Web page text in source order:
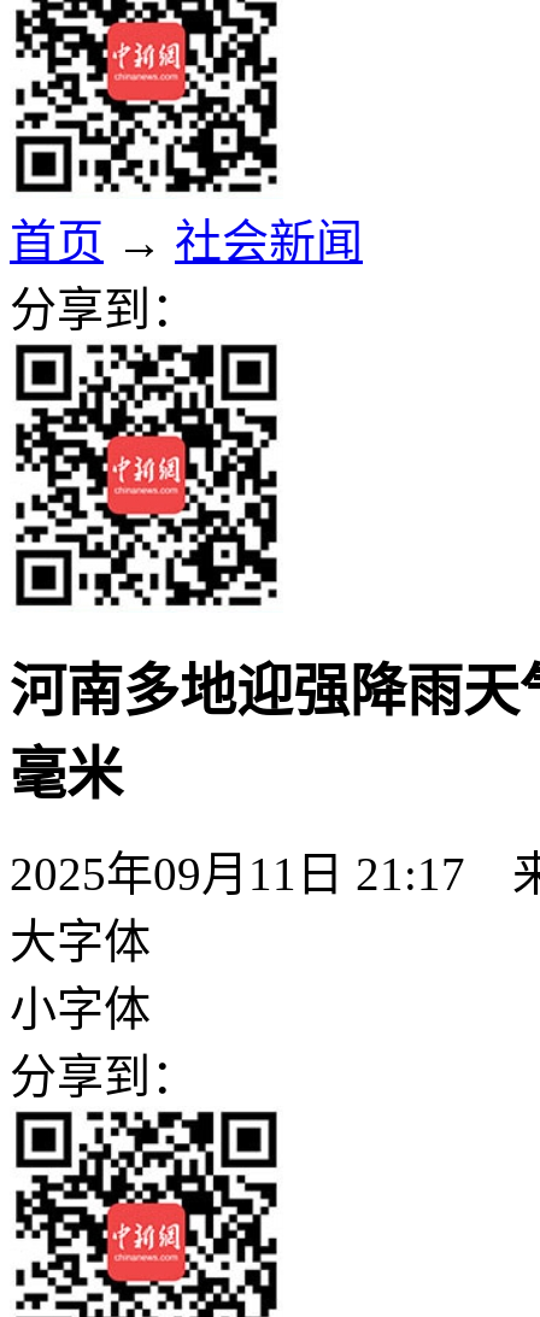
首页 → 社会新闻
分享到：
河南多地迎强降雨天
毫米
2025年09月11日 21:17
大字体
小字体
分享到：